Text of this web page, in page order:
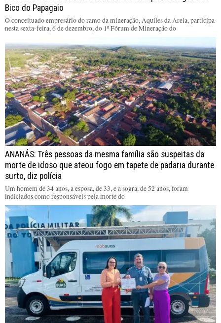
Bico do Papagaio
O conceituado empresário do ramo da mineração, Aquiles da Areia, participa
nesta sexta-feira, 6 de dezembro, do 1º Fórum de Mineração do
ANANÁS: Três pessoas da mesma família são suspeitas da
morte de idoso que ateou fogo em tapete de padaria durante
surto, diz polícia
Um homem de 34 anos, a esposa, de 33, e a sogra, de 52 anos, foram
indiciados como responsáveis pela morte do